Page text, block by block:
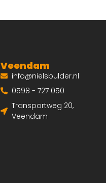
Veendam
info@nielsbulder.nl
0598 - 727 050
Transportweg 20,
Veendam